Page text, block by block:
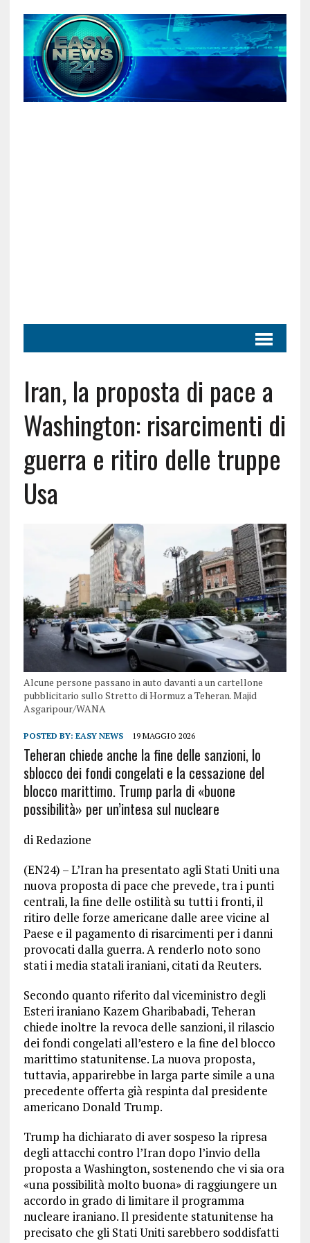
Iran, la proposta di pace a
Washington: risarcimenti di
guerra e ritiro delle truppe
Usa
Alcune persone passano in auto davanti a un cartellone
pubblicitario sullo Stretto di Hormuz a Teheran. Majid
Asgaripour/WANA
POSTED BY: EASY NEWS 19 MAGGIO 2026
Teheran chiede anche la fine delle sanzioni, lo
sblocco dei fondi congelati e la cessazione del
blocco marittimo. Trump parla di «buone
possibilità» per un’intesa sul nucleare
di Redazione
(EN24) – L’Iran ha presentato agli Stati Uniti una
nuova proposta di pace che prevede, tra i punti
centrali, la fine delle ostilità su tutti i fronti, il
ritiro delle forze americane dalle aree vicine al
Paese e il pagamento di risarcimenti per i danni
provocati dalla guerra. A renderlo noto sono
stati i media statali iraniani, citati da Reuters.
Secondo quanto riferito dal viceministro degli
Esteri iraniano Kazem Gharibabadi, Teheran
chiede inoltre la revoca delle sanzioni, il rilascio
dei fondi congelati all’estero e la fine del blocco
marittimo statunitense. La nuova proposta,
tuttavia, apparirebbe in larga parte simile a una
precedente offerta già respinta dal presidente
americano Donald Trump.
Trump ha dichiarato di aver sospeso la ripresa
degli attacchi contro l’Iran dopo l’invio della
proposta a Washington, sostenendo che vi sia ora
«una possibilità molto buona» di raggiungere un
accordo in grado di limitare il programma
nucleare iraniano. Il presidente statunitense ha
precisato che gli Stati Uniti sarebbero soddisfatti